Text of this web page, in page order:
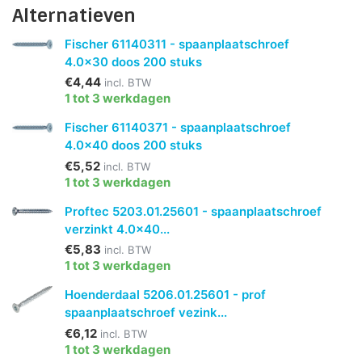
Alternatieven
Fischer 61140311 - spaanplaatschroef
4.0x30 doos 200 stuks
€4,44 incl. BTW
1 tot 3 werkdagen
Fischer 61140371 - spaanplaatschroef
4.0x40 doos 200 stuks
€5,52 incl. BTW
1 tot 3 werkdagen
Proftec 5203.01.25601 - spaanplaatschroef
verzinkt 4.0x40...
€5,83 incl. BTW
1 tot 3 werkdagen
Hoenderdaal 5206.01.25601 - prof
spaanplaatschroef vezink...
€6,12 incl. BTW
1 tot 3 werkdagen